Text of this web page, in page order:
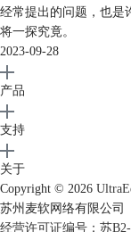
经常提出的问题，也是
将一探究竟。
2023-09-28
产品
支持
关于
Copyright © 2026
苏州麦软网络有限公司
经营许可证编号：苏B2-